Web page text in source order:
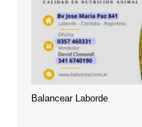
Balancear Laborde